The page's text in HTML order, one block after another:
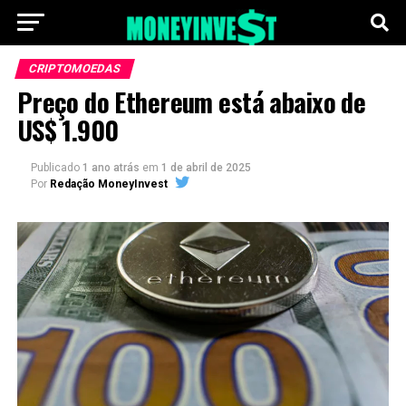
CRIPTOMOEDAS
Preço do Ethereum está abaixo de
US$ 1.900
Publicado 1 ano atrás em 1 de abril de 2025
Por Redação MoneyInvest